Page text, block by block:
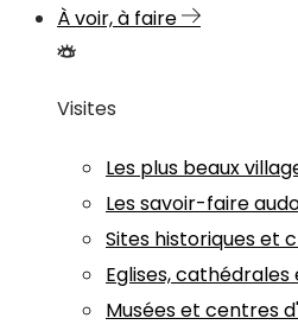
À voir, à faire
Visites
Les plus beaux
Les savoir-faire
Sites historiques et
Eglises,
Musées et centres